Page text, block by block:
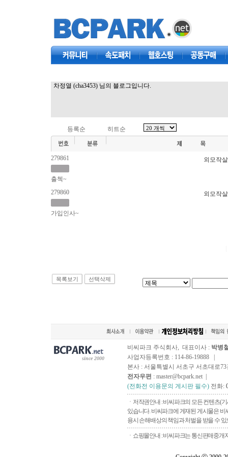
차정열 (cha3453) 님의 블로그입니다.
등록순 히트순
279861
출첵~
외모작살
279860
가입인사~
외모작살
목록보기 선택삭제
since 2000
비씨파크 주식회사, 대표이사 : 박병
사업자등록번호 : 114-86-19888 |
본사 : 서울특별시 서초구 서초대로73
전자우편 : master@bcpark.net |
(전화전 이용문의 게시판 필수) 전화:
ㆍ저작권안내 : 비씨파크의 모든 컨텐츠(
있습니다. 비씨파크에 게재된 게시물은
용시 손해배상의 책임과 처벌을 받을 수
ㆍ쇼핑몰안내 : 비씨파크는 통신판매중개